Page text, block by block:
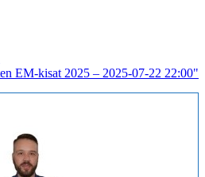
EM-kisat 2025 – 2025-07-22 22:00"